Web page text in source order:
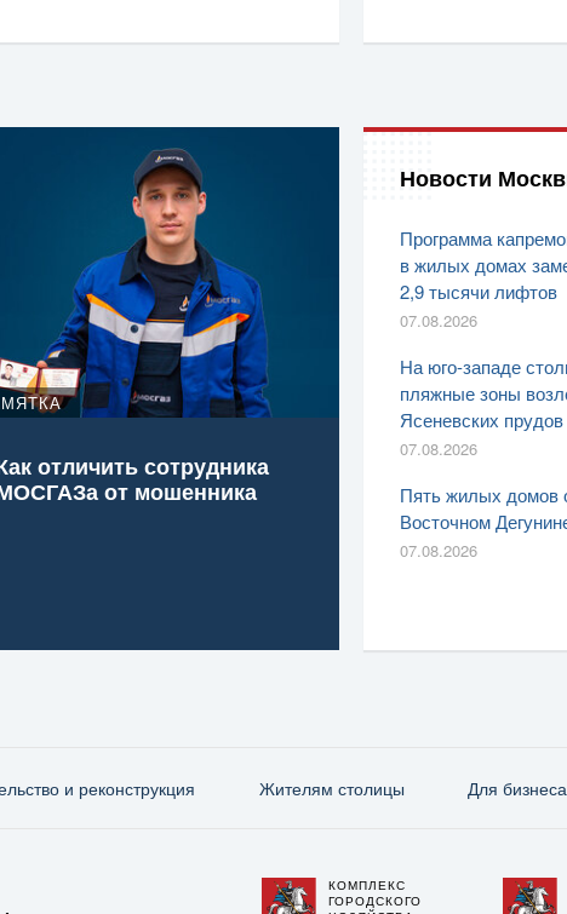
отличить сотрудника
от мошенника
Новости
Программа
в жилых домах
2,9 тысячи лифтов
07.08.2026
На юго-западе
пляжные зоны
Ясеневских прудов
07.08.2026
Пять жилых домов
Восточном
07.08.2026
и реконструкция Жителям столицы Для бизнеса
КОМПЛЕКС
ГОРОДСКОГО